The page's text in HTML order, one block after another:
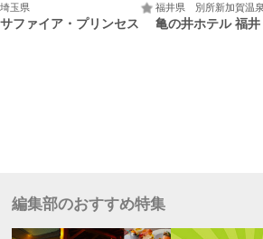
埼玉県
サファイア・プリンセス
福井県 別所新加賀温泉
亀の井ホテル 福井
編集部のおすすめ特集